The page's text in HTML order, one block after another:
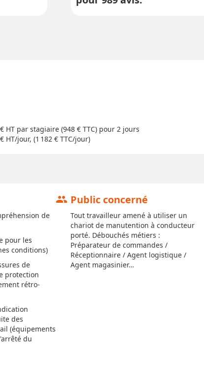
€ HT par stagiaire (948 € TTC) pour 2 jours
€ HT/jour, (1 182 € TTC/jour)
de
pour les
conditions)
de
protection
rétro-
des
(équipements
du
group Public concerné
Tout travailleur amené à utiliser un
chariot de manutention à conducteur
porté. Débouchés métiers :
Préparateur de commandes /
Réceptionnaire / Agent logistique /
Agent magasinier…